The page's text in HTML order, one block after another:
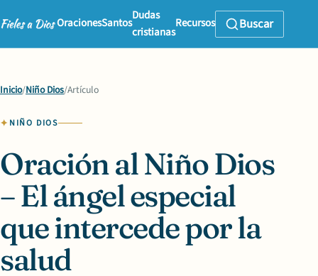
OracionesSantos
Dudas
cristianas
Recursos Buscar
Inicio/Niño Dios/Artículo
NIÑO DIOS
Oración al Niño Dios
– El ángel especial
que intercede por la
salud